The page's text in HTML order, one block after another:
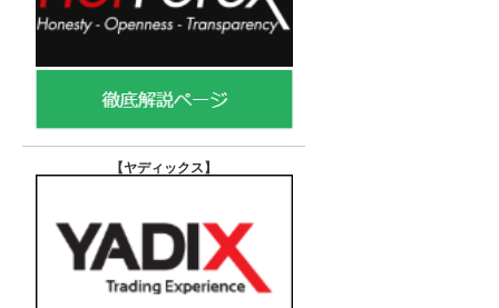
【ヤディックス 】